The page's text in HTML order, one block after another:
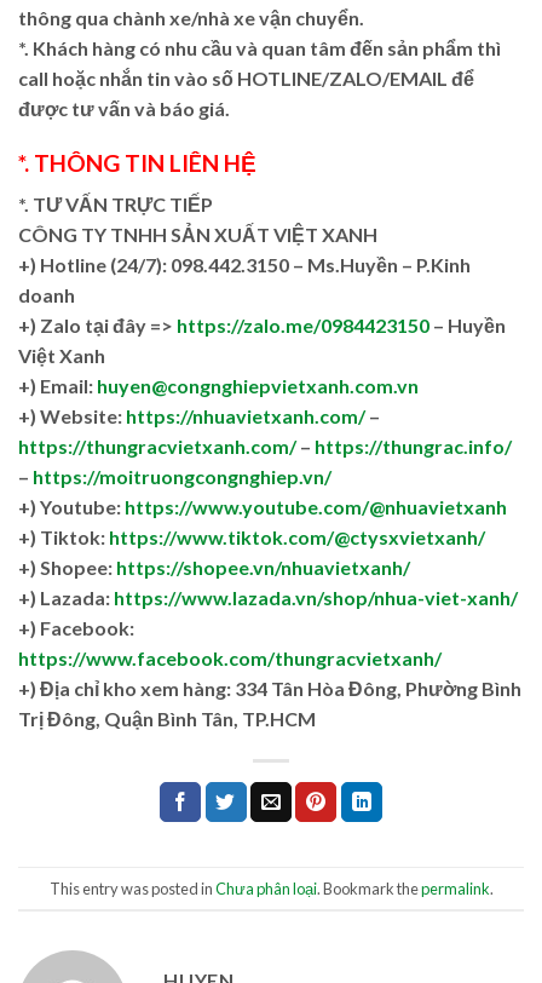
thông qua chành xe/nhà xe vận chuyển.
*. Khách hàng có nhu cầu và quan tâm đến sản phẩm thì
call hoặc nhắn tin vào số HOTLINE/ZALO/EMAIL để
được tư vấn và báo giá.
*. THÔNG TIN LIÊN HỆ
*. TƯ VẤN TRỰC TIẾP
CÔNG TY TNHH SẢN XUẤT VIỆT XANH
+) Hotline (24/7): 098.442.3150 – Ms.Huyền – P.Kinh
doanh
+) Zalo tại đây => https://zalo.me/0984423150 – Huyền
Việt Xanh
+) Email: huyen@congnghiepvietxanh.com.vn
+) Website: https://nhuavietxanh.com/–
https://thungracvietxanh.com/– https://thungrac.info/
– https://moitruongcongnghiep.vn/
+) Youtube: https://www.youtube.com/@nhuavietxanh
+) Tiktok: https://www.tiktok.com/@ctysxvietxanh/
+) Shopee: https://shopee.vn/nhuavietxanh/
+) Lazada: https://www.lazada.vn/shop/nhua-viet-xanh/
+) Facebook:
https://www.facebook.com/thungracvietxanh/
+) Địa chỉ kho xem hàng: 334 Tân Hòa Đông, Phường Bình
Trị Đông, Quận Bình Tân, TP.HCM
This entry was posted inChưa phân loại. Bookmark thepermalink.